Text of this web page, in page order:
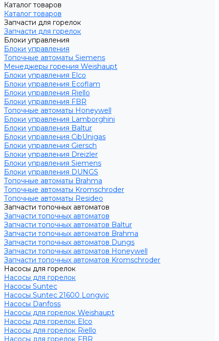
Каталог товаров
Каталог товаров
Запчасти для горелок
Запчасти для горелок
Блоки управления
Блоки управления
Топочные автоматы Siemens
Менеджеры горения Weishaupt
Блоки управления Elco
Блоки управления Ecoflam
Блоки управления Riello
Блоки управления FBR
Топочные автоматы Honeywell
Блоки управления Lamborghini
Блоки управления Baltur
Блоки управления CibUnigas
Блоки управления Giersch
Блоки управления Dreizler
Блоки управления Siemens
Блоки управления DUNGS
Топочные автоматы Brahma
Топочные автоматы Kromschroder
Топочные автоматы Resideo
Запчасти топочных автоматов
Запчасти топочных автоматов
Запчасти топочных автоматов Baltur
Запчасти топочных автоматов Brahma
Запчасти топочных автоматов Dungs
Запчасти топочных автоматов Honeywell
Запчасти топочных автоматов Kromschroder
Насосы для горелок
Насосы для горелок
Насосы Suntec
Насосы Suntec 21600 Longvic
Насосы Danfoss
Насосы для горелок Weishaupt
Насосы для горелок Elco
Насосы для горелок Riello
Насосы для горелок FBR